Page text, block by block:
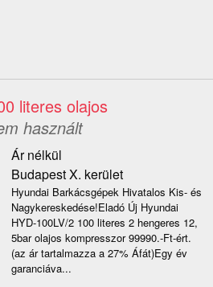
literes olajos
használt
Ár nélkül
Budapest X. kerület
Hyundai Barkácsgépek Hivatalos Kis- és
Nagykereskedése!Eladó Új Hyundai
HYD-100LV/2 100 literes 2 hengeres 12,
5bar olajos kompresszor 99990.-Ft-ért.
(az ár tartalmazza a 27% Áfát)Egy év
garanciáva...